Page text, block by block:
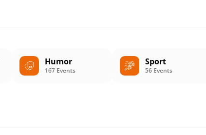
Humor
167 Events
Sport
56 Events